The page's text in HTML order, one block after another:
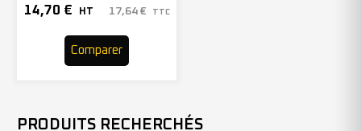
40 – 211314 (x5)
14,70 € HT 17,64 € TTC
Comparer
PRODUITS RECHERCHÉS